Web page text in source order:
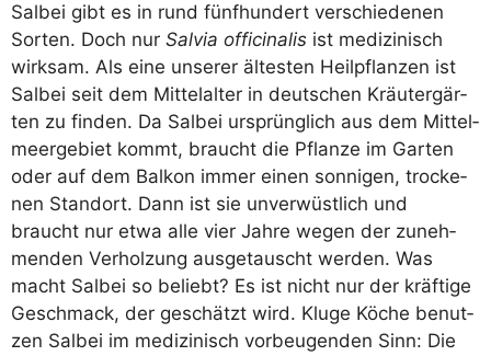
Sal­bei gibt es in rund fünf­hun­dert ver­schie­de­nen
Sor­ten. Doch nur Sal­via offi­ci­na­lis ist medi­zi­nisch
wirk­sam. Als eine unse­rer ältes­ten Heil­pflan­zen ist
Sal­bei seit dem Mit­tel­al­ter in deut­schen Kräu­ter­gär­
ten zu fin­den. Da Sal­bei ursprüng­lich aus dem Mit­tel­
meer­ge­biet kommt, braucht die Pflan­ze im Gar­ten
oder auf dem Bal­kon immer einen son­ni­gen, tro­cke­
nen Stand­ort. Dann ist sie unver­wüst­lich und
braucht nur etwa alle vier Jah­re wegen der zuneh­
men­den Ver­hol­zung aus­ge­tauscht wer­den. Was
macht Sal­bei so beliebt? Es ist nicht nur der kräf­ti­ge
Geschmack, der geschätzt wird. Klu­ge Köche benut­
zen Sal­bei im medi­zi­nisch vor­beu­gen­den Sinn: Die